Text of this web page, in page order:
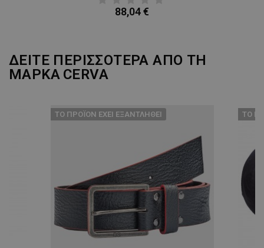
88,04 €
ΔΕΙΤΕ ΠΕΡΙΣΣΟΤΕΡΑ ΑΠΟ ΤΗ
ΜΑΡΚΑ CERVA
ТΟ ΠΡΟΪΌΝ ΈΧΕΙ ΕΞΑΝΤΛΗΘΕΊ ТΟ